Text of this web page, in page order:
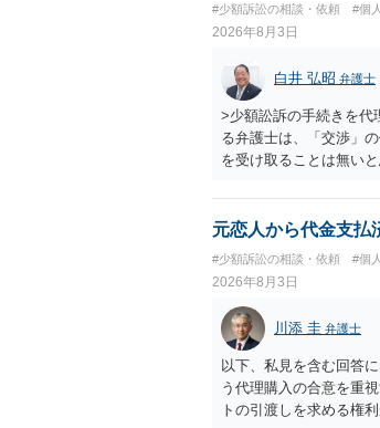
との取引関係や返金時
ものではありません。
手続を履行されるよう
#少額訴訟の相談・依頼 #個
2026年8月3日
白井 弘昭 弁護士
>少額訟訴の手続きを代
る弁護士は、「交渉」
を受け取ることは無い
合も）、裁判所が当該
志が明らかになったと
０万円の請求で代理人
本人を示す事実（振込
す。 以上、ご参考まで。
元恋人から代金支払
#少額訴訟の相談・依頼 #個
2026年8月3日
川添 圭 弁護士
以下、私見を含む回答
う代理購入の合意を重
トの引渡しを求める権